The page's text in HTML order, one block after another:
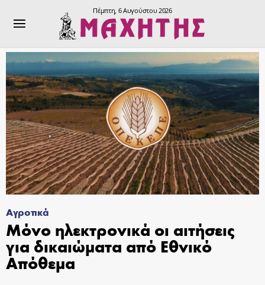
Πέμπτη, 6 Αυγούστου 2026
Αγροτικά
Μόνο ηλεκτρονικά οι αιτήσεις
για δικαιώματα από Εθνικό
Απόθεμα